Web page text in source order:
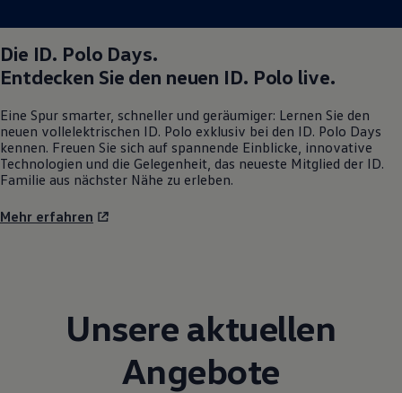
Die ID. Polo Days.
Entdecken Sie den neuen ID. Polo live.
Eine Spur smarter, schneller und geräumiger: Lernen Sie den
neuen vollelektrischen ID. Polo exklusiv bei den ID. Polo Days
kennen. Freuen Sie sich auf spannende Einblicke, innovative
Technologien und die Gelegenheit, das neueste Mitglied der ID.
Familie aus nächster Nähe zu erleben.
Mehr erfahren
Unsere aktuellen
Angebote